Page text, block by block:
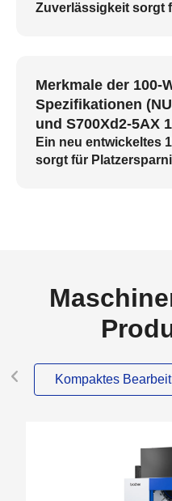
Zuverlässigkeit sorgt
Merkmale der 100-
Spezifikationen
und S700Xd2-5AX
Ein neu entwickeltes
sorgt für
Kompaktes